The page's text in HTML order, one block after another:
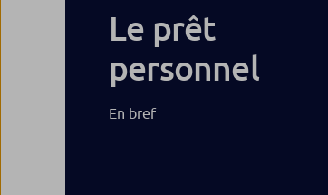
Le prêt
personnel
En bref